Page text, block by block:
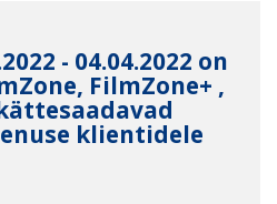
- 04.04.2022 on
FilmZone+ ,
klientidele